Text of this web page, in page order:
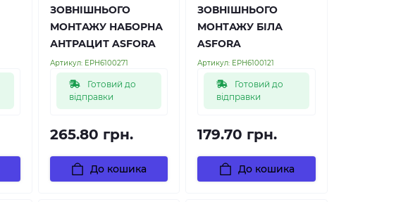
ЗОВНІШНЬОГО
МОНТАЖУ НАБОРНА
АНТРАЦИТ ASFORA
Артикул: EPH6100271
Готовий до
відправки
265.80 грн.
До кошика
ЗОВНІШНЬОГО
МОНТАЖУ БІЛА
ASFORA
Артикул: EPH6100121
Готовий до
відправки
179.70 грн.
До кошика